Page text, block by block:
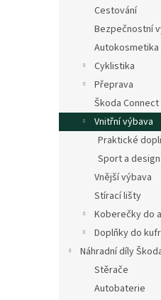
Cestování
Bezpečnostní
Autokosmetika
Cyklistika
Přeprava
Škoda Connect
Vnitřní výbava
Praktické
Sport a design
Vnější výbava
Stírací lišty
Koberečky do
Doplňky do
Náhradní díly
Stěrače
Autobaterie